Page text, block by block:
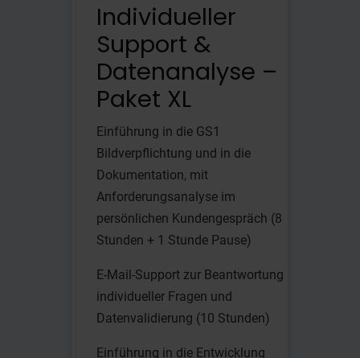
Individueller
Support &
Datenanalyse –
Paket XL
Einführung in die GS1
Bildverpflichtung und in die
Dokumentation, mit
Anforderungsanalyse im
persönlichen Kundengespräch (8
Stunden + 1 Stunde Pause)
E-Mail-Support zur Beantwortung
individueller Fragen und
Datenvalidierung (10 Stunden)
Einführung in die Entwicklung